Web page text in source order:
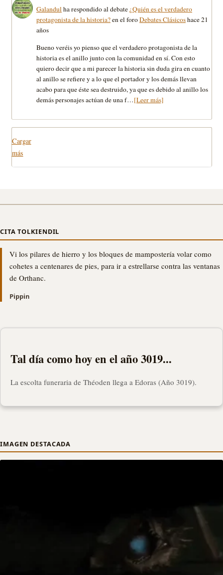
Galandulha respondido al debate¿Quién es el verdadero
protagonista de la historia?en el foroDebates Clásicoshace 21
años
Bueno veréis yo pienso que el verdadero protagonista de la
historia es el anillo junto con la comunidad en sí. Con esto
quiero decir que a mi parecer la historia sin duda gira en cuanto
al anillo se refiere y a lo que el portador y los demás llevan
acabo para que éste sea destruido, ya que es debido al anillo los
demás personajes actúan de una f…[Leer más]
Cargar
más
CITA TOLKIENDIL
Vi los pilares de hierro y los bloques de mampostería volar como
cohetes a centenares de pies, para ir a estrellarse contra las ventanas
de Orthanc.
Pippin
Tal día como hoy en el año 3019...
La escolta funeraria de Théoden llega a Edoras (Año 3019).
IMAGEN DESTACADA